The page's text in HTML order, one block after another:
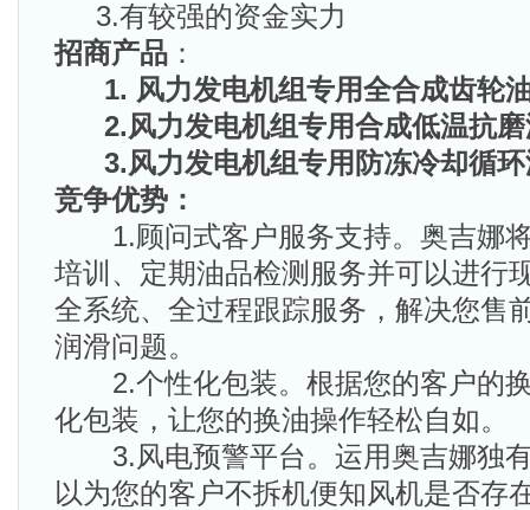
3.有较强的资金实力
招商产品 ：
1. 风力发电机组专用全合成齿轮
2.风力发电机组专用合成低温抗磨
3.风力发电机组专用防冻冷却循环
竞争优势：
1.顾问式客户服务支持。奥吉娜将
培训、定期油品检测服务并可以进行
全系统、全过程跟踪服务，解决您售
润滑问题。
2.个性化包装。根据您的客户的换
化包装，让您的换油操作轻松自如。
3.风电预警平台。运用奥吉娜独有
以为您的客户不拆机便知风机是否存